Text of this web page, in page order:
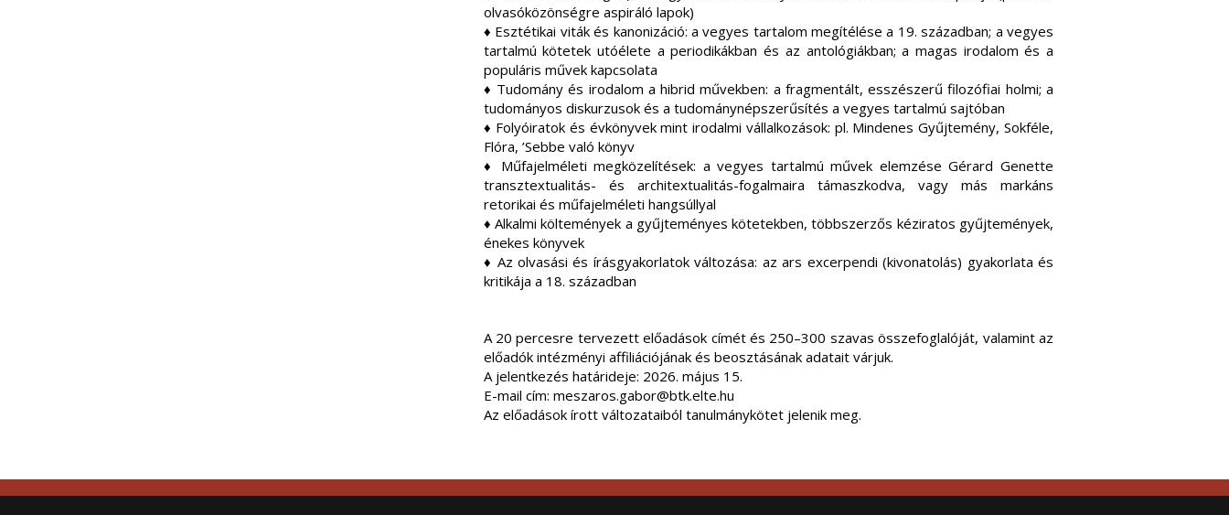
olvasóközönségre aspiráló lapok)
♦ Esztétikai viták és kanonizáció: a vegyes tartalom megítélése a 19. században; a vegyes
tartalmú kötetek utóélete a periodikákban és az antológiákban; a magas irodalom és a
populáris művek kapcsolata
♦ Tudomány és irodalom a hibrid művekben: a fragmentált, esszészerű filozófiai holmi; a
tudományos diskurzusok és a tudománynépszerűsítés a vegyes tartalmú sajtóban
♦ Folyóiratok és évkönyvek mint irodalmi vállalkozások: pl. Mindenes Gyűjtemény, Sokféle,
Flóra, ’Sebbe való könyv
♦ Műfajelméleti megközelítések: a vegyes tartalmú művek elemzése Gérard Genette
transztextualitás- és architextualitás-fogalmaira támaszkodva, vagy más markáns
retorikai és műfajelméleti hangsúllyal
♦ Alkalmi költemények a gyűjteményes kötetekben, többszerzős kéziratos gyűjtemények,
énekes könyvek
♦ Az olvasási és írásgyakorlatok változása: az ars excerpendi (kivonatolás) gyakorlata és
kritikája a 18. században
A 20 percesre tervezett előadások címét és 250–300 szavas összefoglalóját, valamint az
előadók intézményi affiliációjának és beosztásának adatait várjuk.
A jelentkezés határideje: 2026. május 15.
E-mail cím: meszaros.gabor@btk.elte.hu
Az előadások írott változataiból tanulmánykötet jelenik meg.